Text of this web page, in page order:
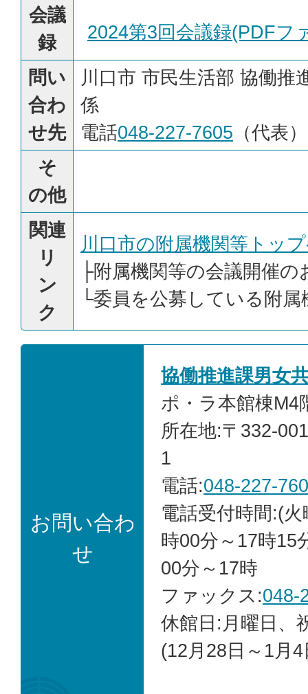
会議
録
2024第3回会議録(PDFフ
問い
合わ
せ先
川口市 市民生活部 協働推
係
電話048-227-7605 （代表）
そ
の他
関連
リ
ン
ク
川口市の附属機関等トッ
├附属機関等の会議開催の
└委員を公募している附属
お問い合わ
せ
協働推進課男女
ポ・ラ本館棟M4
所在地:〒332-
1
電話:048-227-
電話受付時間:(
時00分～17時15
00分～17時
ファックス:048-
休館日:月曜日、
(12月28日～1月4